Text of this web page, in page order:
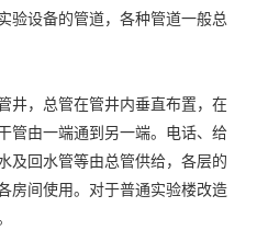
验设备的管道，各种管道一般总
，总管在管井内垂直布置，在
管由一端通到另一端。电话、给
及回水管等由总管供给，各层的
房间使用。对于普通实验楼改造